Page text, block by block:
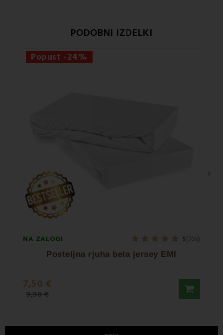
PODOBNI IZDELKI
Popust -24%
NA ZALOGI 5(70x)
Posteljna rjuha bela jersey EMI
7,50 €
9,90 €
›